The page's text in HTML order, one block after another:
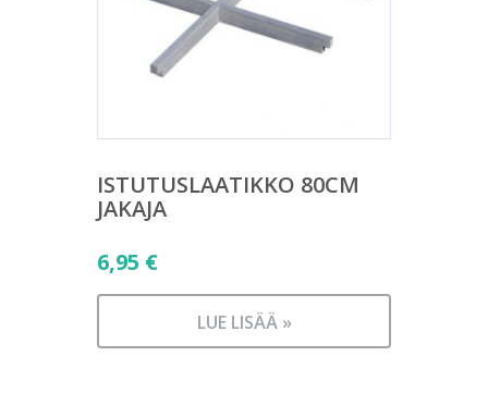
ISTUTUSLAATIKKO 80CM
JAKAJA
6,95 €
LUE LISÄÄ »